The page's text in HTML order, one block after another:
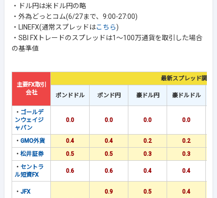
・ドル円は米ドル円の略
・外為どっとコム(6/27まで、9:00-27:00)
・LINEFX(通常スプレッドはこちら)
・SBI FXトレードのスプレッドは1～100万通貨を取引した場合
の基準値
主要FX取引
会社
最新スプレッド調査
ポンドドル ポンド円 豪ドル円 豪ドルドル
・ ゴールデ
ンウェイジ
ャパン
0.0 0.0 0.0 0.0
・ GMO外貨 0.4 0.4 0.2
0.2
・ 松井証券 0.5 0.5 0.3
0.3
・ セントラ
ル短資FX
0.6 0.6 0.4 0.4
・ JFX
0.9 0.5 0.4